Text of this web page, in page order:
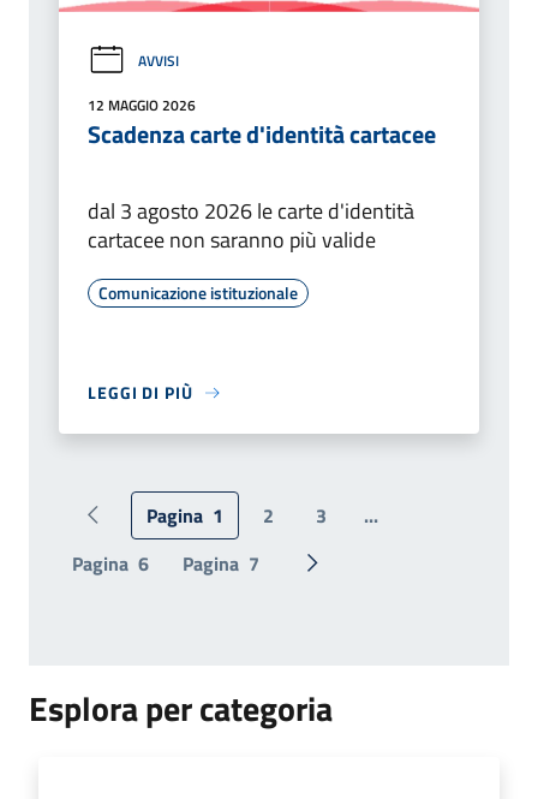
AVVISI
12 MAGGIO 2026
Scadenza carte d'identità cartacee
dal 3 agosto 2026 le carte d'identità
cartacee non saranno più valide
Comunicazione istituzionale
LEGGI DI PIÙ
Pagina precedente
Pagina 1 2 3
...
Pagina 6 Pagina 7 Pagina successiva
Esplora per categoria